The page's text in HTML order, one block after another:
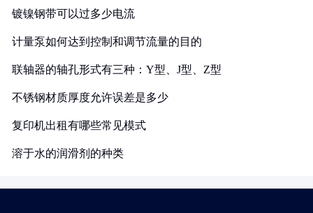
镀镍钢带可以过多少电流
计量泵如何达到控制和调节流量的目的
联轴器的轴孔形式有三种：Y型、J型、Z型
不锈钢材质厚度允许误差是多少
复印机出租有哪些常见模式
溶于水的润滑剂的种类